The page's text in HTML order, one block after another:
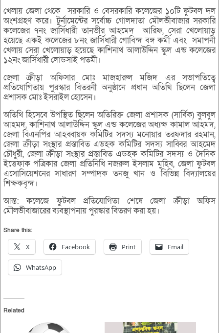
খেলায় জেলা থেকে সরকারি ও বেসরকারি কলেজের ১০টি ফুটবল দল
অংশগ্রহণ করে। টুর্নামেন্টের সর্বোচ্চ গোলদাতা মৌলভীবাজার সরকারি
কলেজের ৭নং জার্সিধারী তানভীর আহমেদ আরিফ, সেরা খেলোয়াড়
হয়েছে একই কলেজের ৮নং জার্সিধারী গোবিন্দ বঙ্গ কর্মী এবং সমাপনী
খেলায় সেরা খেলোয়াড় হয়েছে কাশিনাথ আলাউদ্দিন স্কুল এন্ড কলেজের
১২নং জার্সিধারী লোডসাই পতমী।
জেলা ক্রীড়া অফিসার মোঃ মাজহারুল মজিদ এর সভাপতিত্বে
প্রতিযোগিতায় পুরস্কার বিতরনী অনুষ্ঠানে প্রধান অতিথি ছিলেন জেলা
প্রশাসক মোঃ ইসরাইল হোসেন।
অতিথি হিসেবে উপস্থিত ছিলেন অতিরিক্ত জেলা প্রশাসক (সার্বিক) বুলবুল
আহমদ, কাশিনাথ আলাউদ্দিন স্কুল এন্ড কলেজের অধ্যক্ষ কামাল আহমদ,
জেলা বিএনপির আহব্বায়ক কমিটির সদস্য মনোয়ার তরফদার রহমান,
জেলা ক্রীড়া সংস্থার প্রস্তাবিত এডহক কমিটির সদস্য সাব্বির আহমেদ
চৌধুরী, জেলা ক্রীড়া সংস্থার প্রস্তাবিত এডহক কমিটির সদস্য ও দৈনিক
ইত্তেফাক পত্রিকার জেলা প্রতিনিধি নজরুল ইসলাম মুহিব, জেলা ফুটবল
এসোসিয়েশনের সাধারণ সম্পাদক তনজু খান ও বিভিন্ন বিদ্যালয়ের
শিক্ষকবৃন্দ।
আন্ত: কলেজে ফুটবল প্রতিযোগিতা শেষে জেলা ক্রীড়া অফিস
মৌলভীবাজারের ব্যবস্থাপনায় পুরস্কার বিতরণ করা হয়।
Share this:
X Facebook Print Email
WhatsApp
Related